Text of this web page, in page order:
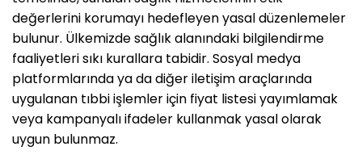
değerlerini korumayı hedefleyen yasal düzenlemeler
bulunur. Ülkemizde sağlık alanındaki bilgilendirme
faaliyetleri sıkı kurallara tabidir. Sosyal medya
platformlarında ya da diğer iletişim araçlarında
uygulanan tıbbi işlemler için fiyat listesi yayımlamak
veya kampanyalı ifadeler kullanmak yasal olarak
uygun bulunmaz.